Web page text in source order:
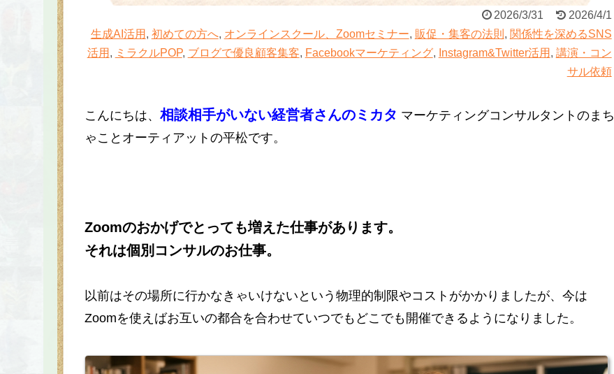
2026/3/31
2026/4/1
生成AI活用 , 初めての方へ, オンラインスクール、Zoomセミナー, 販促・集客の法則 , 関係性を深めるSNS
活用 , ミラクルPOP, ブログで優良顧客集客, Facebookマーケティング, Instagram&Twitter活用 , 講演・コン
サル依頼
こんにちは、 相談相手がいない経営者さんのミカタ マーケティングコンサルタントのまち
ゃことオーティアットの平松です。
Zoomのおかげでとっても増えた仕事があります。
それは個別コンサルのお仕事。
以前はその場所に行かなきゃいけないという物理的制限やコストがかかりましたが、今は
Zoomを使えばお互いの都合を合わせていつでもどこでも開催できるようになりました。